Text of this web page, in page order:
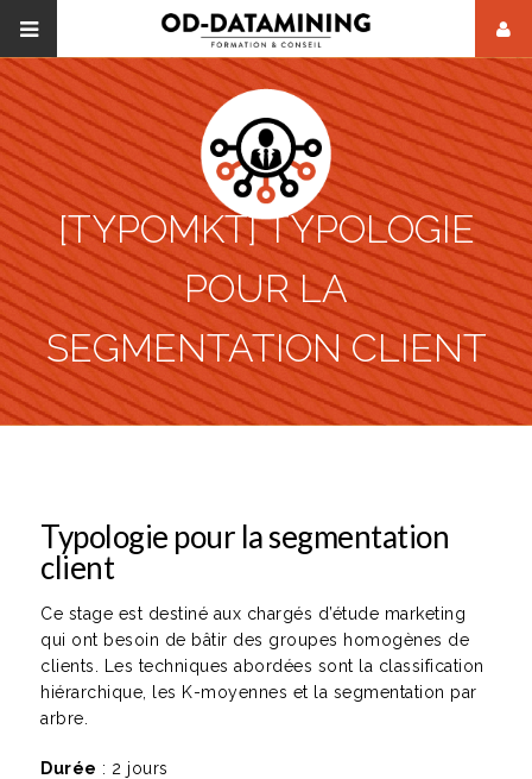
[TYPOMKT] TYPOLOGIE
POUR LA
SEGMENTATION CLIENT
Typologie pour la segmentation
client
Ce stage est destiné aux chargés d’étude marketing
qui ont besoin de bâtir des groupes homogènes de
clients. Les techniques abordées sont la classification
hiérarchique, les K-moyennes et la segmentation par
arbre.
Durée : 2 jours